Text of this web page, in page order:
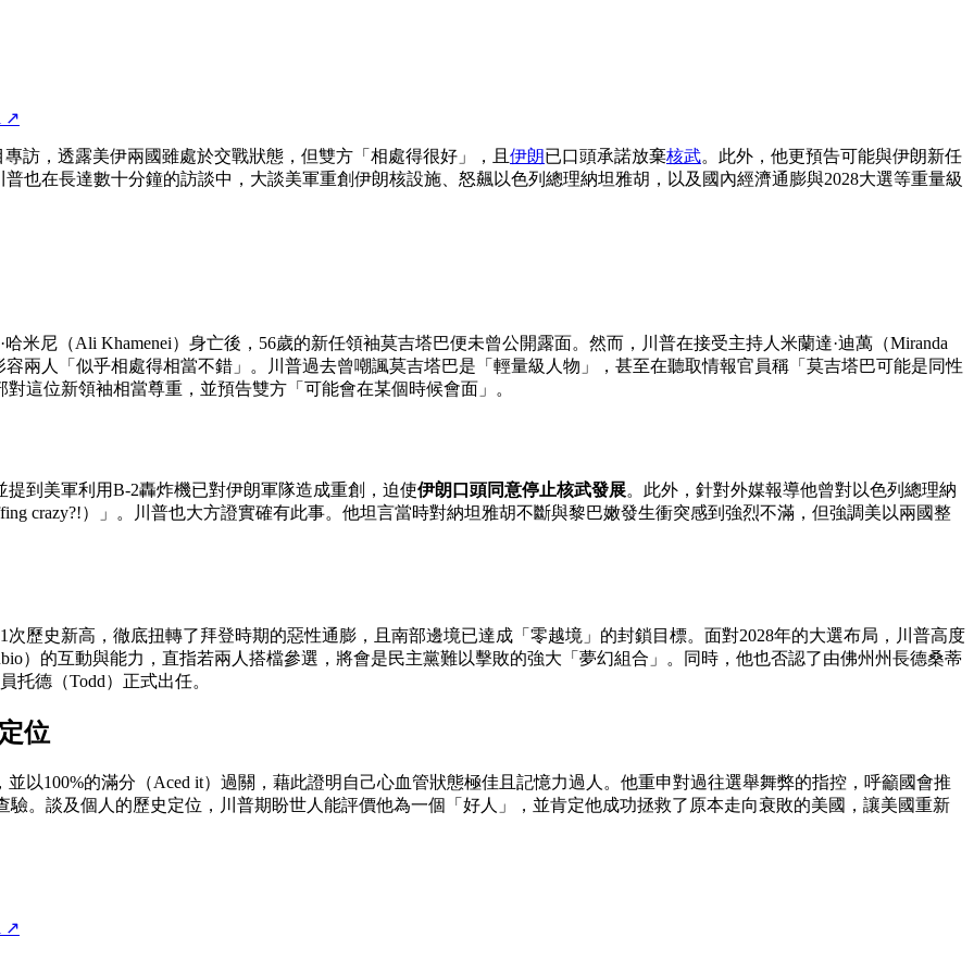
↗
專訪，透露美伊兩國雖處於交戰狀態，但雙方「相處得很好」，且 伊朗已口頭承諾放棄核武。此外，他更預告可能與伊朗新任
普也在長達數十分鐘的訪談中，大談美軍重創伊朗核設施、怒飆以色列總理納坦雅胡，以及國內經濟通膨與2028大選等重量級
米尼（Ali Khamenei）身亡後，56歲的新任領袖莫吉塔巴便未曾公開露面。然而，川普在接受主持人米蘭達·迪萬（Miranda
兩人「似乎相處得相當不錯」。川普過去曾嘲諷莫吉塔巴是「輕量級人物」，甚至在聽取情報官員稱「莫吉塔巴可能是同性
這位新領袖相當尊重，並預告雙方「可能會在某個時候會面」。
到美軍利用B-2轟炸機已對伊朗軍隊造成重創，迫使伊朗口頭同意停止核武發展。此外，針對外媒報導他曾對以色列總理納
crazy?!）」。川普也大方證實確有此事。他坦言當時對納坦雅胡不斷與黎巴嫩發生衝突感到強烈不滿，但強調美以兩國整
歷史新高，徹底扭轉了拜登時期的惡性通膨，且南部邊境已達成「零越境」的封鎖目標。面對2028年的大選布局，川普高度
）的互動與能力，直指若兩人搭檔參選，將會是民主黨難以擊敗的強大「夢幻組合」。同時，他也否認了由佛州州長德桑蒂
托德（Todd）正式出任。
位
以100%的滿分（Aced it）過關，藉此證明自己心血管狀態極佳且記憶力過人。他重申對過往選舉舞弊的指控，呼籲國會推
驗。談及個人的歷史定位，川普期盼世人能評價他為一個「好人」，並肯定他成功拯救了原本走向衰敗的美國，讓美國重新
↗